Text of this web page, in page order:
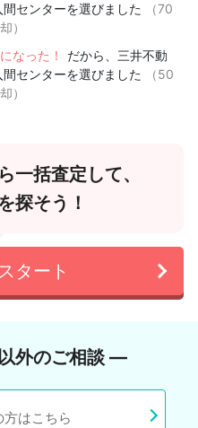
センターを選びました
（70
）
なった！
だから、三井不動
センターを選びました
（50
）
一括査定して、
探そう！
タート
外のご相談 ―
はこちら